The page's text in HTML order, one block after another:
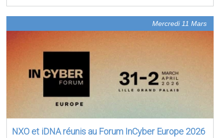
Mercredi 11 Mars
NXO et iDNA réunis au Forum InCyber Europe 2026